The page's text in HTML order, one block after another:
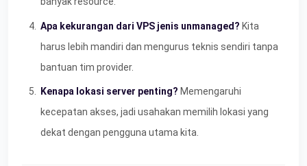
Apa kekurangan dari VPS jenis unmanaged? Kita
harus lebih mandiri dan mengurus teknis sendiri tanpa
bantuan tim provider.
Kenapa lokasi server penting? Memengaruhi
kecepatan akses, jadi usahakan memilih lokasi yang
dekat dengan pengguna utama kita.